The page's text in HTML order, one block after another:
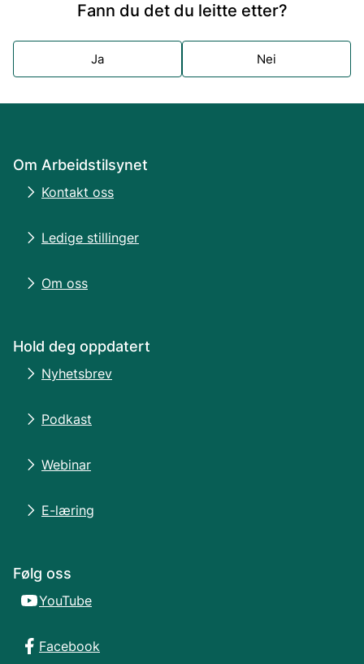
Fann du det du leitte etter?
Ja Nei
Om Arbeidstilsynet
Kontakt oss
Ledige stillinger
Om oss
Hold deg oppdatert
Nyhetsbrev
Podkast
Webinar
E-læring
Følg oss
YouTube
Facebook